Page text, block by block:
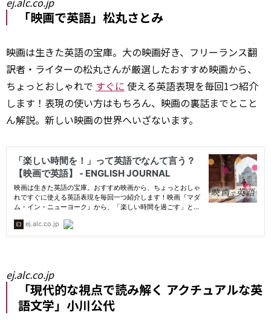
「映画で英語」松丸さとみ
映画は生きた英語の宝庫。大の映画好き、フリーランス翻
訳者・ライターの松丸さんが厳選したおすすめ映画から、
ちょっとおしゃれで すぐに 使える英語表現を毎回1つ紹介
します！表現の使い方はもちろん、映画の裏話までとこと
ん解説。新しい映画の世界へいざないます。
ej.alc.co.jp
「現代的な視点で読み解く アクチュアルな英
語文学」小川公代